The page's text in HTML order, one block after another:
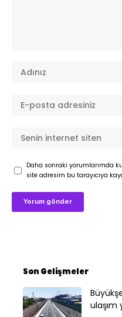
Daha sonraki yorumlarımda
site adresim bu tarayıcıya
Son Gelişmeler
ulaşım